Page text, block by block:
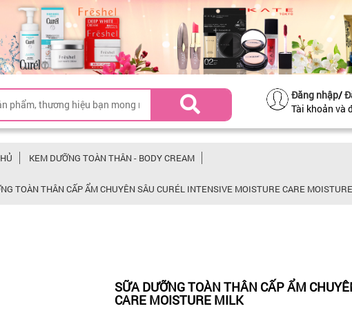
Đăng nhập/
Tài khoản và
KEM DƯỠNG TOÀN THÂN - BODY CREAM
TOÀN THÂN CẤP ẨM CHUYÊN SÂU CURÉL INTENSIVE MOISTURE CARE
SỮA DƯỠNG TOÀN THÂN CẤP ẨM
CARE MOISTURE MILK